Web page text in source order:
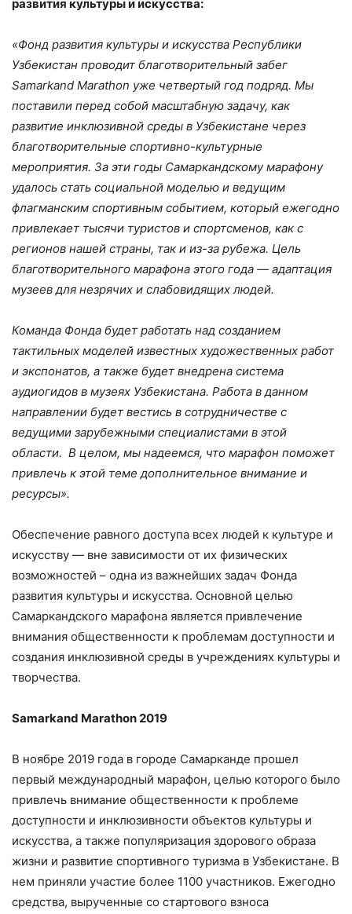
развития культуры и искусства:
«Фонд развития культуры и искусства Республики
Узбекистан проводит благотворительный забег
Samarkand Marathon уже четвертый год подряд. Мы
поставили перед собой масштабную задачу, как
развитие инклюзивной среды в Узбекистане через
благотворительные спортивно-культурные
мероприятия. За эти годы Самаркандскому марафону
удалось стать социальной моделью и ведущим
флагманским спортивным событием, который ежегодно
привлекает тысячи туристов и спортсменов, как с
регионов нашей страны, так и из-за рубежа. Цель
благотворительного марафона этого года — адаптация
музеев для незрячих и слабовидящих людей.
Команда Фонда будет работать над созданием
тактильных моделей известных художественных работ
и экспонатов, а также будет внедрена система
аудиогидов в музеях Узбекистана. Работа в данном
направлении будет вестись в сотрудничестве с
ведущими зарубежными специалистами в этой
области. В целом, мы надеемся, что марафон поможет
привлечь к этой теме дополнительное внимание и
ресурсы».
Обеспечение равного доступа всех людей к культуре и
искусству — вне зависимости от их физических
возможностей – одна из важнейших задач Фонда
развития культуры и искусства. Основной целью
Самаркандского марафона является привлечение
внимания общественности к проблемам доступности и
создания инклюзивной среды в учреждениях культуры и
творчества.
Samarkand Marathon2019
В ноябре 2019 года в городе Самарканде прошел
первый международный марафон, целью которого было
привлечь внимание общественности к проблеме
доступности и инклюзивности объектов культуры и
искусства, а также популяризация здорового образа
жизни и развитие спортивного туризма в Узбекистане. В
нем приняли участие более 1100 участников. Ежегодно
средства, вырученные со стартового взноса